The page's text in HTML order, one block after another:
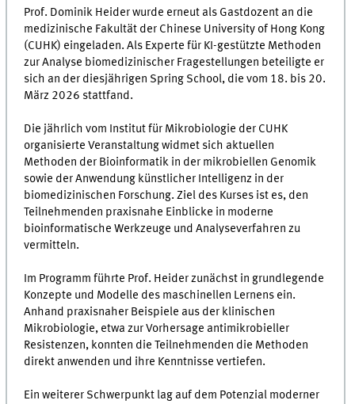
Prof. Dominik Heider wurde erneut als Gastdozent an die
medizinische Fakultät der Chinese University of Hong Kong
(CUHK) eingeladen. Als Experte für KI-gestützte Methoden
zur Analyse biomedizinischer Fragestellungen beteiligte er
sich an der diesjährigen Spring School, die vom 18. bis 20.
März 2026 stattfand.
Die jährlich vom Institut für Mikrobiologie der CUHK
organisierte Veranstaltung widmet sich aktuellen
Methoden der Bioinformatik in der mikrobiellen Genomik
sowie der Anwendung künstlicher Intelligenz in der
biomedizinischen Forschung. Ziel des Kurses ist es, den
Teilnehmenden praxisnahe Einblicke in moderne
bioinformatische Werkzeuge und Analyseverfahren zu
vermitteln.
Im Programm führte Prof. Heider zunächst in grundlegende
Konzepte und Modelle des maschinellen Lernens ein.
Anhand praxisnaher Beispiele aus der klinischen
Mikrobiologie, etwa zur Vorhersage antimikrobieller
Resistenzen, konnten die Teilnehmenden die Methoden
direkt anwenden und ihre Kenntnisse vertiefen.
Ein weiterer Schwerpunkt lag auf dem Potenzial moderner